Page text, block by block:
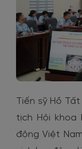
Tiến sỹ Hồ
tịch Hội khoa
động Việt